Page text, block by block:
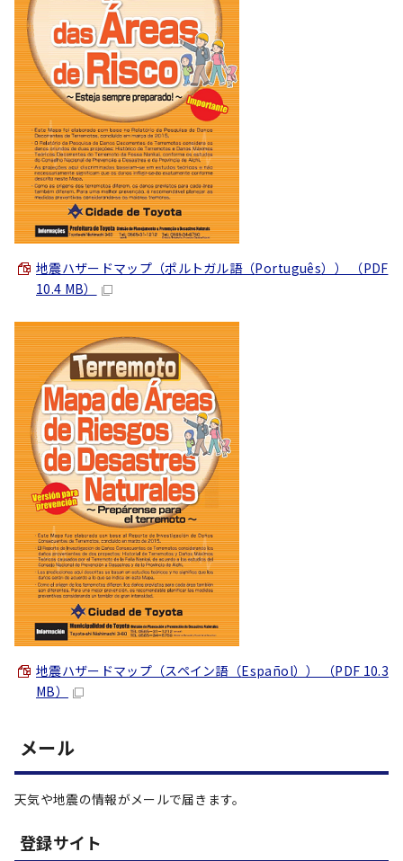
地震ハザードマップ（ポルトガル語（Português）） （PDF
10.4 MB）
地震ハザードマップ（スペイン語（Español）） （PDF 10.3
MB）
メール
天気や地震の情報がメールで届きます。
登録サイト